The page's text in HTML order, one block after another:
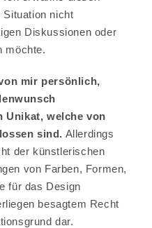
Situation nicht
Diskussionen oder
möchte.
mir persönlich,
Unikat, welche von
sind. Allerdings
der künstlerischen
von Farben, Formen,
für das Design
besagtem Recht
dar.